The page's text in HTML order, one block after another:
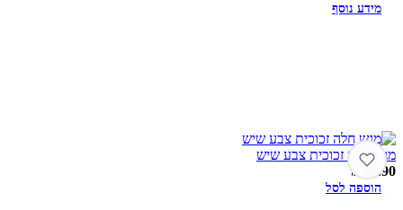
מידע נוסף
מגש חלה זכוכית צבע שיש
59.90
₪
הוספה לסל